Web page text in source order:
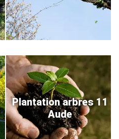
Plantation arbres 11
Aude